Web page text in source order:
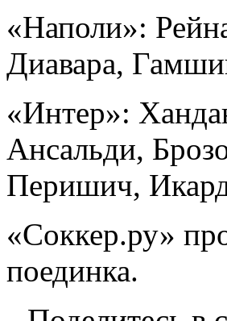
«Наполи»:
Диавара,
«Интер»:
Ансальди,
Перишич,
«Соккер.ру»
поединка.